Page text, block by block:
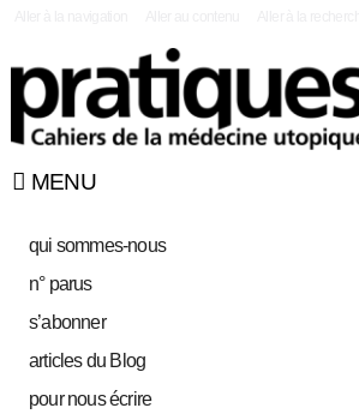
MENU
qui sommes-nous
n° parus
s’abonner
articles du Blog
pour nous écrire